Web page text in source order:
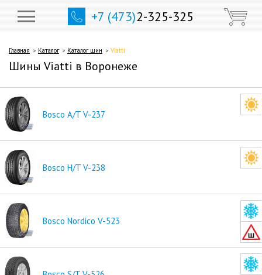
+7 (473)2-325-325
Главная Каталог Каталог шин Viatti
Шины Viatti в Воронеже
Bosco A/T V-237
Bosco H/T V-238
Bosco Nordico V-523